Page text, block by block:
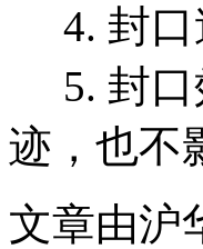
4. 封口
5. 封口
迹，也不
文章由沪